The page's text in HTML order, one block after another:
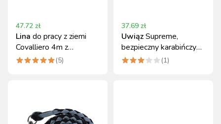
47.72 zł
Lina do pracy z ziemi
Covalliero 4m z
zapięciem Bull-Snap
(5)
37.69 zł
UwiązSupreme,
bezpieczny karabińczyk,
bordowy, 200 cm,
(1)